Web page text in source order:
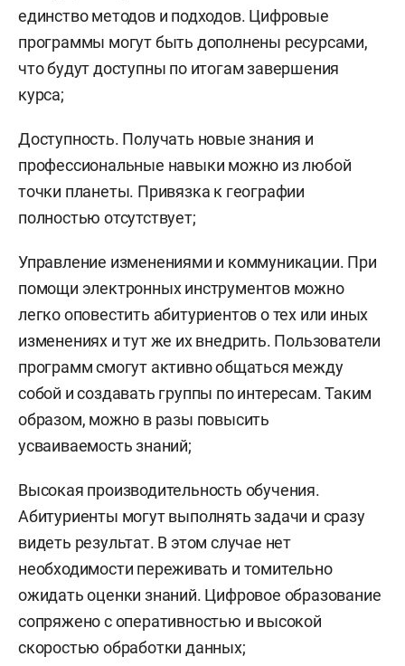
единство методов и подходов. Цифровые
программы могут быть дополнены ресурсами,
что будут доступны по итогам завершения
курса;
Доступность. Получать новые знания и
профессиональные навыки можно из любой
точки планеты. Привязка к географии
полностью отсутствует;
Управление изменениями и коммуникации. При
помощи электронных инструментов можно
легко оповестить абитуриентов о тех или иных
изменениях и тут же их внедрить. Пользователи
программ смогут активно общаться между
собой и создавать группы по интересам. Таким
образом, можно в разы повысить
усваиваемость знаний;
Высокая производительность обучения.
Абитуриенты могут выполнять задачи и сразу
видеть результат. В этом случае нет
необходимости переживать и томительно
ожидать оценки знаний. Цифровое образование
сопряжено с оперативностью и высокой
скоростью обработки данных;